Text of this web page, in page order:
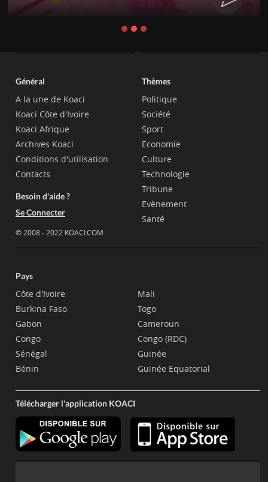
Général
A la une de Koaci
Koaci Côte d'Ivoire
Koaci Afrique
Archives Koaci
Conditions d'utilisation
Contacts
Besoin d'aide ?
Se Connecter
© 2008 - 2022 KOACI.COM
Thèmes
Politique
Société
Sport
Economie
Culture
Technologie
Tribune
Evènement
Santé
Pays
Côte d'Ivoire
Burkina Faso
Gabon
Congo
Sénégal
Bénin
Mali
Togo
Cameroun
Congo (RDC)
Guinée
Guinée Equatorial
Télécharger l'application KOACI